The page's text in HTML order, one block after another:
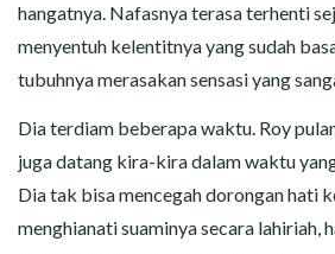
hangatnya. Nafasnya terasa terhenti
menyentuh kelentitnya yang sudah
tubuhnya merasakan sensasi yang
Dia terdiam beberapa waktu. Roy
juga datang kira-kira dalam waktu
Dia tak bisa mencegah dorongan hati
menghianati suaminya secara lahiriah,